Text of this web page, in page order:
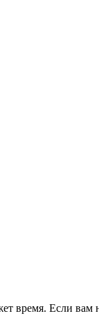
время. Если вам